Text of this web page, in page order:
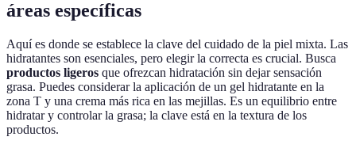
áreas específicas
Aquí es donde se establece la clave del cuidado de la piel mixta. Las
hidratantes son esenciales, pero elegir la correcta es crucial. Busca
productos ligeros que ofrezcan hidratación sin dejar sensación
grasa. Puedes considerar la aplicación de un gel hidratante en la
zona T y una crema más rica en las mejillas. Es un equilibrio entre
hidratar y controlar la grasa; la clave está en la textura de los
productos.